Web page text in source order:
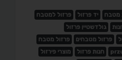
מטבח יד פרזול
פרזול למטבח
גולדשטיין פרזול
פרזול מטבחים
פרזול מטבח
חנות פרזול
מוצרי פירזול